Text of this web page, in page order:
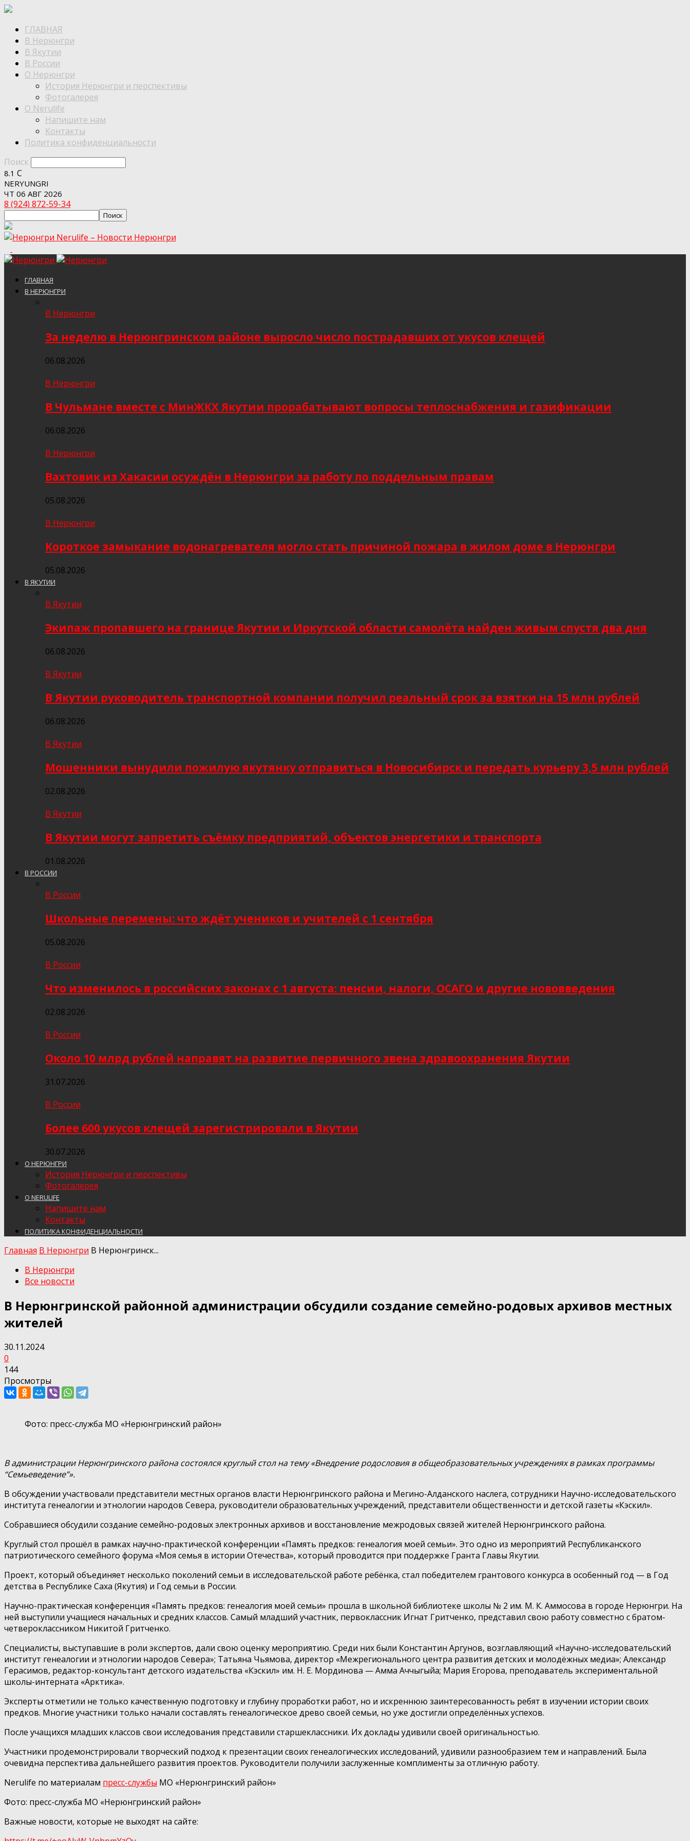
ГЛАВНАЯ
В Нерюнгри
В Якутии
В России
О Нерюнгри
История Нерюнгри и перспективы
Фотогалерея
О Nerulife
Напишите нам
Контакты
Политика конфиденциальности
Поиск
8.1 C
NERYUNGRI
ЧТ 06 АВГ 2026
8 (924) 872-59-34
Nerulife – Новости Нерюнгри
ГЛАВНАЯ
В НЕРЮНГРИ
В Нерюнгри
За неделю в Нерюнгринском районе выросло число пострадавших от укусов клещей
06.08.2026
В Нерюнгри
В Чульмане вместе с МинЖКХ Якутии прорабатывают вопросы теплоснабжения и газификации
06.08.2026
В Нерюнгри
Вахтовик из Хакасии осуждён в Нерюнгри за работу по поддельным правам
05.08.2026
В Нерюнгри
Короткое замыкание водонагревателя могло стать причиной пожара в жилом доме в Нерюнгри
05.08.2026
В ЯКУТИИ
В Якутии
Экипаж пропавшего на границе Якутии и Иркутской области самолёта найден живым спустя два дня
06.08.2026
В Якутии
В Якутии руководитель транспортной компании получил реальный срок за взятки на 15 млн рублей
06.08.2026
В Якутии
Мошенники вынудили пожилую якутянку отправиться в Новосибирск и передать курьеру 3,5 млн рублей
02.08.2026
В Якутии
В Якутии могут запретить съёмку предприятий, объектов энергетики и транспорта
01.08.2026
В РОССИИ
В России
Школьные перемены: что ждёт учеников и учителей с 1 сентября
05.08.2026
В России
Что изменилось в российских законах с 1 августа: пенсии, налоги, ОСАГО и другие нововведения
02.08.2026
В России
Около 10 млрд рублей направят на развитие первичного звена здравоохранения Якутии
31.07.2026
В России
Более 600 укусов клещей зарегистрировали в Якутии
30.07.2026
О НЕРЮНГРИ
История Нерюнгри и перспективы
Фотогалерея
О NERULIFE
Напишите нам
Контакты
ПОЛИТИКА КОНФИДЕНЦИАЛЬНОСТИ
Главная В Нерюнгри В Нерюнгринск...
В Нерюнгри
Все новости
В Нерюнгринской районной администрации обсудили создание семейно-родовых архивов местных
жителей
30.11.2024
0
144
Просмотры
Фото: пресс-служба МО «Нерюнгринский район»
В администрации Нерюнгринского района состоялся круглый стол на тему «Внедрение родословия в общеобразовательных учреждениях в рамках программы
“Семьеведение”».
В обсуждении участвовали представители местных органов власти Нерюнгринского района и Мегино-Алданского наслега, сотрудники Научно-исследовательского
института генеалогии и этнологии народов Севера, руководители образовательных учреждений, представители общественности и детской газеты «Кэскил».
Собравшиеся обсудили создание семейно-родовых электронных архивов и восстановление межродовых связей жителей Нерюнгринского района.
Круглый стол прошёл в рамках научно-практической конференции «Память предков: генеалогия моей семьи». Это одно из мероприятий Республиканского
патриотического семейного форума «Моя семья в истории Отечества», который проводится при поддержке Гранта Главы Якутии.
Проект, который объединяет несколько поколений семьи в исследовательской работе ребёнка, стал победителем грантового конкурса в особенный год — в Год
детства в Республике Саха (Якутия) и Год семьи в России.
Научно-практическая конференция «Память предков: генеалогия моей семьи» прошла в школьной библиотеке школы № 2 им. М. К. Аммосова в городе Нерюнгри. На
ней выступили учащиеся начальных и средних классов. Самый младший участник, первоклассник Игнат Гритченко, представил свою работу совместно с братом-
четвероклассником Никитой Гритченко.
Специалисты, выступавшие в роли экспертов, дали свою оценку мероприятию. Среди них были Константин Аргунов, возглавляющий «Научно-исследовательский
институт генеалогии и этнологии народов Севера»; Татьяна Чьямова, директор «Межрегионального центра развития детских и молодёжных медиа»; Александр
Герасимов, редактор-консультант детского издательства «Кэскил» им. Н. Е. Мординова — Амма Аччыгыйа; Мария Егорова, преподаватель экспериментальной
школы-интерната «Арктика».
Эксперты отметили не только качественную подготовку и глубину проработки работ, но и искреннюю заинтересованность ребят в изучении истории своих
предков. Многие участники только начали составлять генеалогическое древо своей семьи, но уже достигли определённых успехов.
После учащихся младших классов свои исследования представили старшеклассники. Их доклады удивили своей оригинальностью.
Участники продемонстрировали творческий подход к презентации своих генеалогических исследований, удивили разнообразием тем и направлений. Была
очевидна перспектива дальнейшего развития проектов. Руководители получили заслуженные комплименты за отличную работу.
Nerulife по материалам пресс-службы МО «Нерюнгринский район»
Фото: пресс-служба МО «Нерюнгринский район»
Важные новости, которые не выходят на сайте: